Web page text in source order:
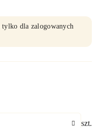
dla zalogowanych
szt.